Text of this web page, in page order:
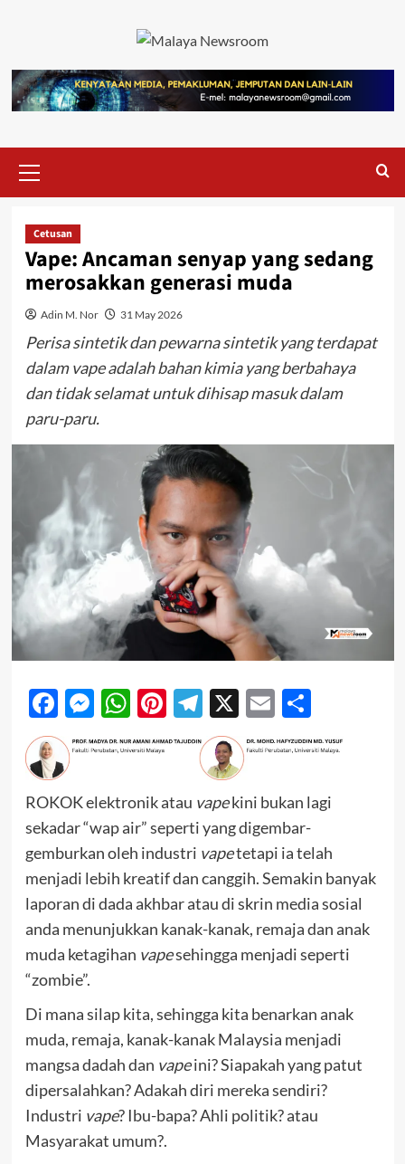
Cetusan
Vape: Ancaman senyap yang sedang
merosakkan generasi muda
Adin M. Nor 31 May 2026
Perisa sintetik dan pewarna sintetik yang terdapat
dalamvapeadalah bahan kimia yang berbahaya
dan tidak selamat untuk dihisap masuk dalam
paru-paru.
Facebook
Messenger
WhatsApp
Pinterest
Telegram
X EmailShare
ROKOK elektronik atau vapekini bukan lagi
sekadar “wap air” seperti yang digembar-
gemburkan oleh industri vapetetapi ia telah
menjadi lebih kreatif dan canggih. Semakin banyak
laporan di dada akhbar atau di skrin media sosial
anda menunjukkan kanak-kanak, remaja dan anak
muda ketagihan vapesehingga menjadi seperti
“zombie”.
Di mana silap kita, sehingga kita benarkan anak
muda, remaja, kanak-kanak Malaysia menjadi
mangsa dadah dan vapeini? Siapakah yang patut
dipersalahkan? Adakah diri mereka sendiri?
Industri vape? Ibu-bapa? Ahli politik? atau
Masyarakat umum?.